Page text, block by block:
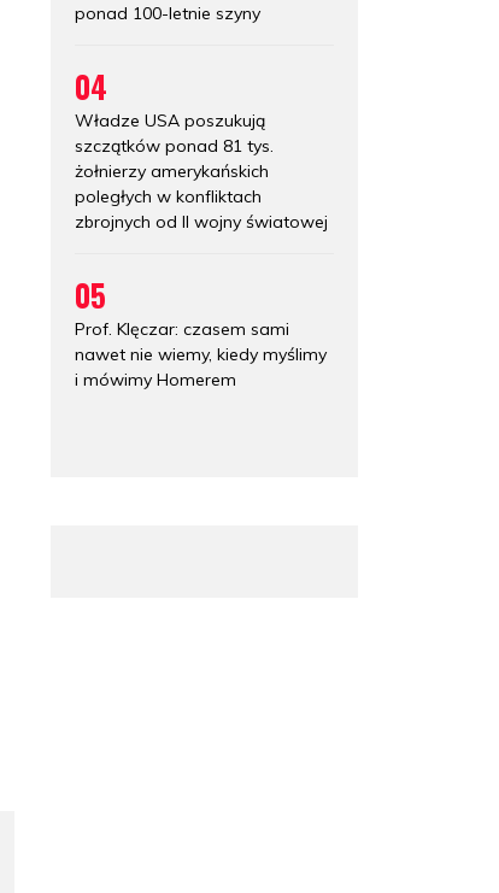
ponad 100-letnie szyny
04
Władze USA poszukują
szczątków ponad 81 tys.
żołnierzy amerykańskich
poległych w konfliktach
zbrojnych od II wojny światowej
05
Prof. Klęczar: czasem sami
nawet nie wiemy, kiedy myślimy
i mówimy Homerem